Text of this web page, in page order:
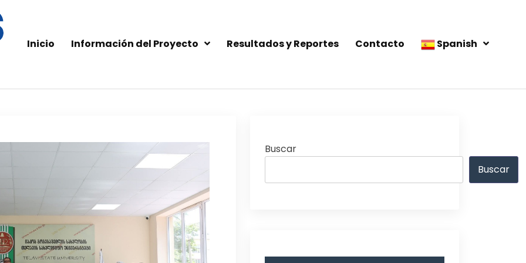
Inicio Información del Proyecto Resultados y Reportes Contacto Spanish
Buscar
Buscar